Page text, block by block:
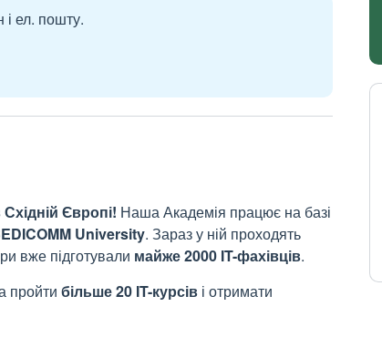
і ел. пошту.
Європі! Наша Академія працює на базі
University. Зараз у ній проходять
вже підготували майже 2000 IT-фахівців.
пройти більше 20 IT-курсів і отримати